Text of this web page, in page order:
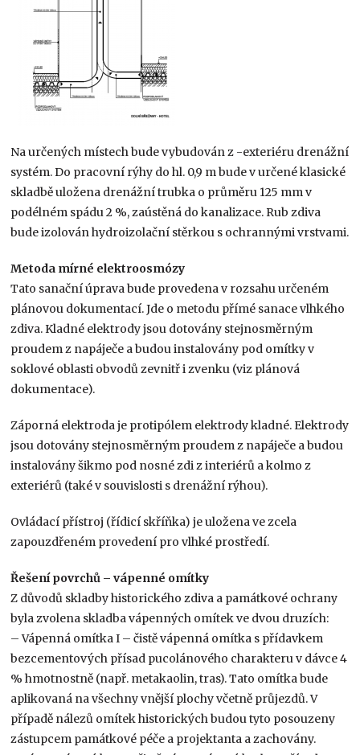
Na určených místech bude vybudován z -exteriéru drenážní
systém. Do pracovní rýhy do hl. 0,9 m bude v určené klasické
skladbě uložena drenážní trubka o průměru 125 mm v
podélném spádu 2 %, zaústěná do kanalizace. Rub zdiva
bude izolován hydroizolační stěrkou s ochrannými vrstvami.
Metoda mírné elektroosmózy
Tato sanační úprava bude provedena v rozsahu určeném
plánovou dokumentací. Jde o metodu přímé sanace vlhkého
zdiva. Kladné elektrody jsou dotovány stejnosměrným
proudem z napáječe a budou instalovány pod omítky v
soklové oblasti obvodů zevnitř i zvenku (viz plánová
dokumentace).
Záporná elektroda je protipólem elektrody kladné. Elektrody
jsou dotovány stejnosměrným proudem z napáječe a budou
instalovány šikmo pod nosné zdi z interiérů a kolmo z
exteriérů (také v souvislosti s drenážní rýhou).
Ovládací přístroj (řídicí skříňka) je uložena ve zcela
zapouzdřeném provedení pro vlhké prostředí.
Řešení povrchů – vápenné omítky
Z důvodů skladby historického zdiva a památkové ochrany
byla zvolena skladba vápenných omítek ve dvou druzích:
– Vápenná omítka I – čistě vápenná omítka s přídavkem
bezcementových přísad pucolánového charakteru v dávce 4
% hmotnostně (např. metakaolin, tras). Tato omítka bude
aplikovaná na všechny vnější plochy včetně průjezdů. V
případě nálezů omítek historických budou tyto posouzeny
zástupcem památkové péče a projektanta a zachovány.